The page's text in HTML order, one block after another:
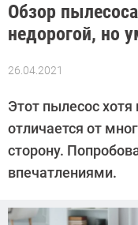
Обзор
недорогой, но
26.04.2021
Автор:
Воробьев
Этот пылесос
отличается от
сторону.
впечатлениями.